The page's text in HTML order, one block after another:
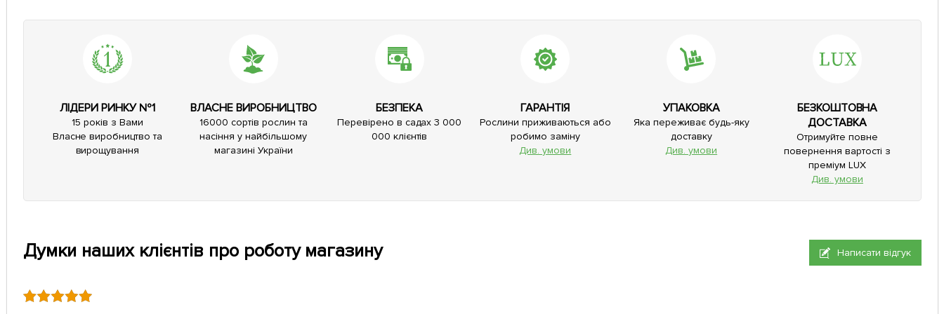
ЛІДЕРИ РИНКУ №1
15 років з Вами
Власне виробництво та
вирощування
ВЛАСНЕ ВИРОБНИЦТВО
16000 сортів рослин та
насіння у найбільшому
магазині України
БЕЗПЕКА
Перевірено в садах 3 000
000 клієнтів
ГАРАНТІЯ
Рослини приживаються або
робимо заміну
Див. умови
УПАКОВКА
Яка переживає будь-яку
доставку
Див. умови
БЕЗКОШТОВНА
ДОСТАВКА
Отримуйте повне
повернення вартості з
преміум LUX
Див. умови
Думки наших клієнтів про роботу магазину Написати відгук